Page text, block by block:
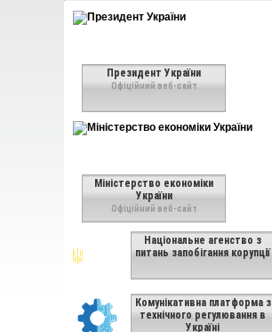
Президент України
Офіційний веб-сайт
Міністерство економіки
України
Офіційний веб-сайт
Національне агенство з
питань запобігання корупції
Комунікативна платформа з
технічного регулювання в
Україні